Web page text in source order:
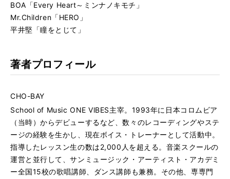
BOA「Every Heart～ミンナノキモチ」
Mr.Children「HERO」
平井堅「瞳をとじて」
著者プロフィール
CHO-BAY
School of Music ONE VlBES主宰。1993年に日本コロムビア
（当時）からデビューするなど、数々のレコーディングやステ
ージの経験を生かし、現在ボイス・トレーナーとして活動中。
指導したレッスン生の数は2,000人を超える。音楽スクールの
運営と並行して、サンミュージック・アーティスト・アカデミ
ー全国15校の歌唱講師、ダンス講師も兼務。その他、専専門